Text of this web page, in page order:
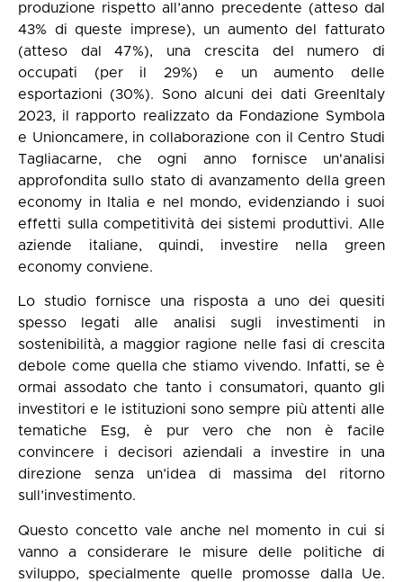
produzione rispetto all’anno precedente (atteso dal
43% di queste imprese), un aumento del fatturato
(atteso dal 47%), una crescita del numero di
occupati (per il 29%) e un aumento delle
esportazioni (30%). Sono alcuni dei dati GreenItaly
2023, il rapporto realizzato da Fondazione Symbola
e Unioncamere, in collaborazione con il Centro Studi
Tagliacarne, che ogni anno fornisce un'analisi
approfondita sullo stato di avanzamento della green
economy in Italia e nel mondo, evidenziando i suoi
effetti sulla competitività dei sistemi produttivi. Alle
aziende italiane, quindi, investire nella green
economy conviene.
Lo studio fornisce una risposta a uno dei quesiti
spesso legati alle analisi sugli investimenti in
sostenibilità, a maggior ragione nelle fasi di crescita
debole come quella che stiamo vivendo. Infatti, se è
ormai assodato che tanto i consumatori, quanto gli
investitori e le istituzioni sono sempre più attenti alle
tematiche Esg, è pur vero che non è facile
convincere i decisori aziendali a investire in una
direzione senza un’idea di massima del ritorno
sull’investimento.
Questo concetto vale anche nel momento in cui si
vanno a considerare le misure delle politiche di
sviluppo, specialmente quelle promosse dalla Ue.